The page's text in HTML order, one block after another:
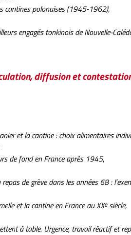
cantines polonaises (1945-1962),
engagés tonkinois de Nouvelle-
diffusion et
et la cantine : choix alimentaires
de fond en France après 1945,
de grève dans les années 68 :
et la cantine en France au XXesiècle,
à table. Urgence, travail réactif et